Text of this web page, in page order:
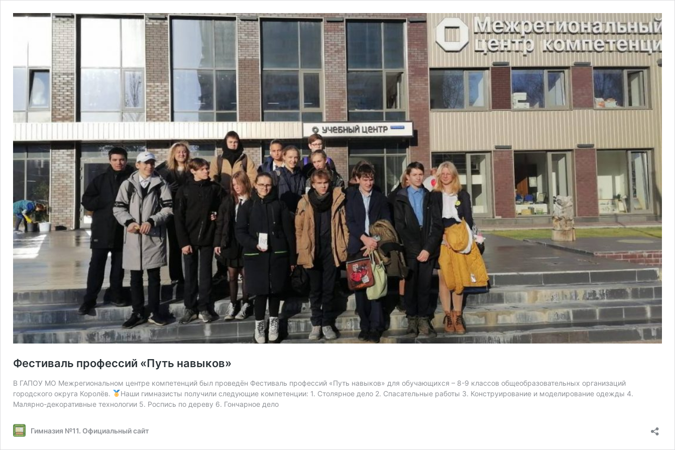
Фестиваль профессий «Путь навыков»
В ГАПОУ МО Межрегиональном центре компетенций был проведён Фестиваль профессий «Путь навыков» для обучающихся – 8-9 классов общеобразовательных организаций
городского округа Королёв.
Наши гимназисты получили следующие компетенции: 1. Столярное дело 2. Спасательные работы 3. Конструирование и моделирование одежды 4.
Малярно-декоративные технологии 5. Роспись по дереву 6. Гончарное дело
Гимназия №11. Официальный сайт